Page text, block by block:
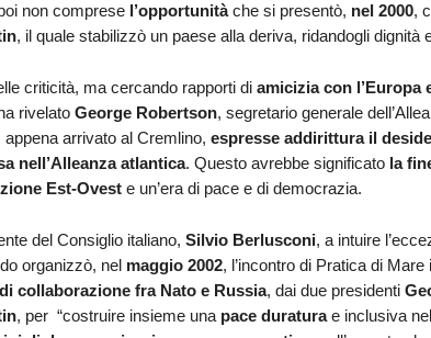
non comprese l’opportunitàche si presentò, nel 2000,
, il quale stabilizzò un paese alla deriva, ridandogli dignità
criticità, ma cercando rapporti di amicizia con l’Europa
rivelato George Robertson, segretario generale
appena arrivato al Cremlino, espresse addirittura il
nell’Alleanza atlantica. Questo avrebbe significato la
Est-Oveste un’era di pace e di democrazia.
del Consiglio italiano, Silvio Berlusconi, a intuire
organizzò, nel maggio 2002, l’incontro di Pratica di
collaborazione fra Nato e Russia, dai due presidenti
, per “costruire insieme una pace duraturae inclusiva